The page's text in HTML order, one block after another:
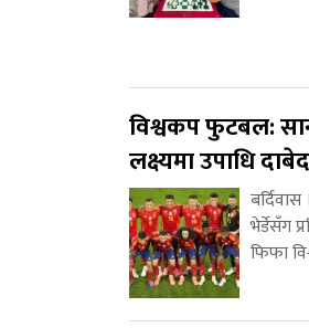
विश्वकप फुटबल:
लक्ष्यमा उपाधि
भेर्डेसँग
फिफा